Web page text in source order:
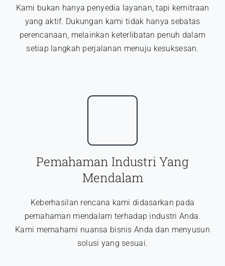
Kami bukan hanya penyedia layanan, tapi kemitraan
yang aktif. Dukungan kami tidak hanya sebatas
perencanaan, melainkan keterlibatan penuh dalam
setiap langkah perjalanan menuju kesuksesan.
Pemahaman Industri Yang
Mendalam
Keberhasilan rencana kami didasarkan pada
pemahaman mendalam terhadap industri Anda.
Kami memahami nuansa bisnis Anda dan menyusun
solusi yang sesuai.